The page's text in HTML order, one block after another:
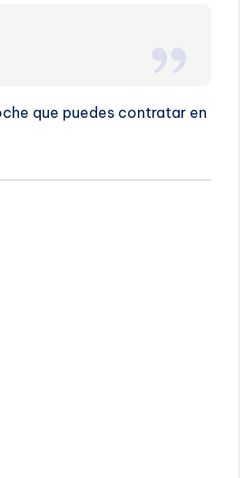
que puedes contratar en